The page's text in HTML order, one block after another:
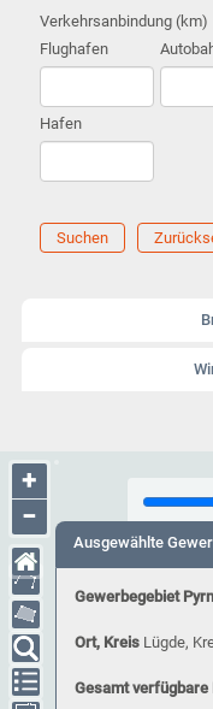
Verkehrsanbindung (km)
Flughafen
Hafen
Suchen
+
−
Ausgewählte
Gewerbegebiet
Ort, Kreis Lügde,
Gesamt verfügbare